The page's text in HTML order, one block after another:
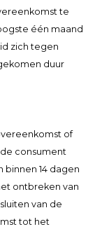
te
één maand
zich tegen
duur
of
consument
14 dagen
ontbreken van
van de
tot het